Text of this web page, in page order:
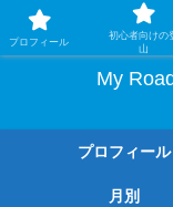
ガチ登山では
My
プロフィール
月別
プロフィール
初心者向けの
山